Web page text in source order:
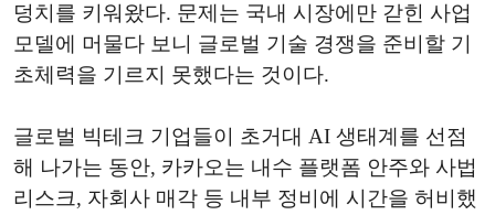
덩치를 키워왔다. 문제는 국내 시장에만 갇힌 사업
모델에 머물다 보니 글로벌 기술 경쟁을 준비할 기
초체력을 기르지 못했다는 것이다.
글로벌 빅테크 기업들이 초거대 AI 생태계를 선점
해 나가는 동안, 카카오는 내수 플랫폼 안주와 사법
리스크, 자회사 매각 등 내부 정비에 시간을 허비했